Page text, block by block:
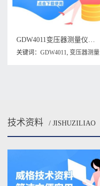
GDW4011变压器测量仪维修手册下载
关键词： GDW4011, 变压器测量
技术资料 / JISHUZILIAO